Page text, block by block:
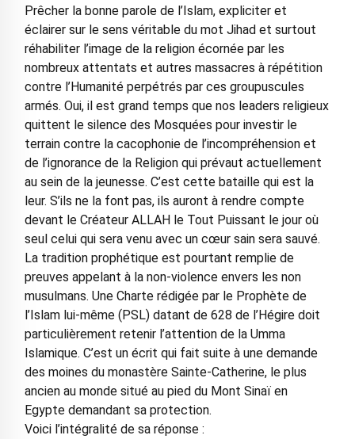
Prêcher la bonne parole de l’Islam, expliciter et
éclairer sur le sens véritable du mot Jihad et surtout
réhabiliter l’image de la religion écornée par les
nombreux attentats et autres massacres à répétition
contre l’Humanité perpétrés par ces groupuscules
armés. Oui, il est grand temps que nos leaders religieux
quittent le silence des Mosquées pour investir le
terrain contre la cacophonie de l’incompréhension et
de l’ignorance de la Religion qui prévaut actuellement
au sein de la jeunesse. C’est cette bataille qui est la
leur. S’ils ne la font pas, ils auront à rendre compte
devant le Créateur ALLAH le Tout Puissant le jour où
seul celui qui sera venu avec un cœur sain sera sauvé.
La tradition prophétique est pourtant remplie de
preuves appelant à la non-violence envers les non
musulmans. Une Charte rédigée par le Prophète de
l’Islam lui-même (PSL) datant de 628 de l’Hégire doit
particulièrement retenir l’attention de la Umma
Islamique. C’est un écrit qui fait suite à une demande
des moines du monastère Sainte-Catherine, le plus
ancien au monde situé au pied du Mont Sinaï en
Egypte demandant sa protection.
Voici l’intégralité de sa réponse :